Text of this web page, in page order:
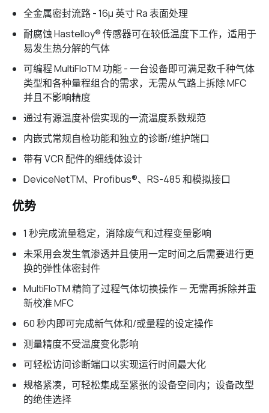
全金属密封流路 - 16µ 英寸 Ra 表面处理
耐腐蚀 Hastelloy® 传感器可在较低温度下工作，适用于
易发生热分解的气体
可编程 MultiFloTM 功能 - 一台设备即可满足数千种气体
类型和各种量程组合的需求，无需从气路上拆除 MFC
并且不影响精度
通过有源温度补偿实现的一流温度系数规范
内嵌式常规自检功能和独立的诊断/维护端口
带有 VCR 配件的细线体设计
DeviceNetTM、Profibus®、RS-485 和模拟接口
优势
1 秒完成流量稳定，消除废气和过程变量影响
未采用会发生氧渗透并且使用一定时间之后需要进行更
换的弹性体密封件
MultiFloTM 精简了过程气体切换操作 — 无需再拆除并重
新校准 MFC
60 秒内即可完成新气体和/或量程的设定操作
测量精度不受温度变化影响
可轻松访问诊断端口以实现运行时间最大化
规格紧凑，可轻松集成至紧张的设备空间内；设备改型
的绝佳选择